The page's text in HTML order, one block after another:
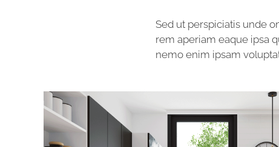
Sed ut perspiciatis unde
rem aperiam eaque ipsa
nemo enim ipsam